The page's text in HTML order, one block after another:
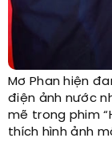
Mơ Phan hiện
điện ảnh nước
mẽ trong phim
thích hình ảnh